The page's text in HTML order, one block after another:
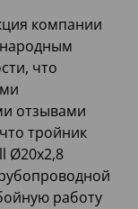
компании
что
отзывами
тройник
Ø20x2,8
работу